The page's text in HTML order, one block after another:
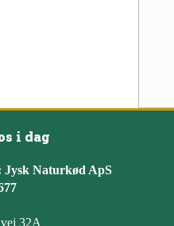
i dag
Jysk Naturkød ApS
32A